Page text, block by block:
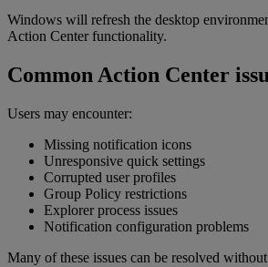
Windows will refresh the desktop
Action Center functionality.
Common Action Center
Users may encounter:
Missing notification icons
Unresponsive quick settings
Corrupted user profiles
Group Policy restrictions
Explorer process issues
Notification configuration problems
Many of these issues can be resolved